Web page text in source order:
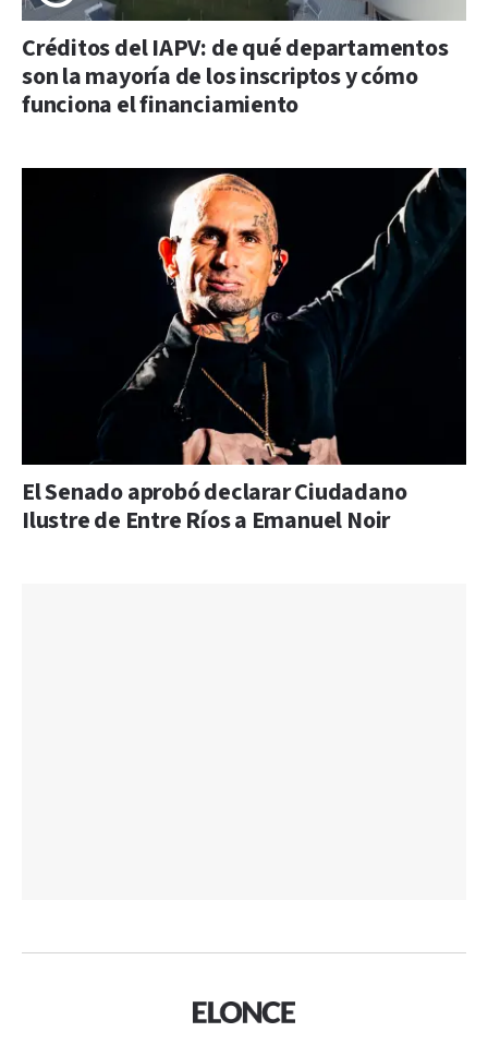
Créditos del IAPV: de qué departamentos
son la mayoría de los inscriptos y cómo
funciona el financiamiento
El Senado aprobó declarar Ciudadano
Ilustre de Entre Ríos a Emanuel Noir